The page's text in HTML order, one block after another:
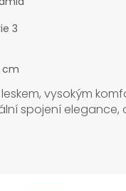
3
cm
vysokým
spojení